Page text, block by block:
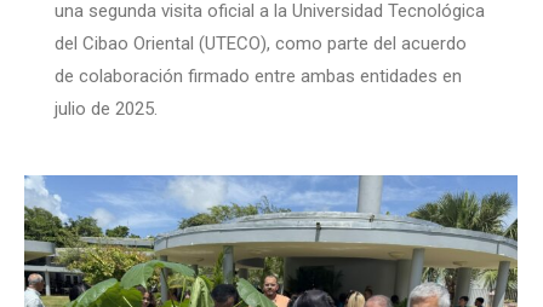
una segunda visita oficial a la Universidad Tecnológica
del Cibao Oriental (UTECO), como parte del acuerdo
de colaboración firmado entre ambas entidades en
julio de 2025.